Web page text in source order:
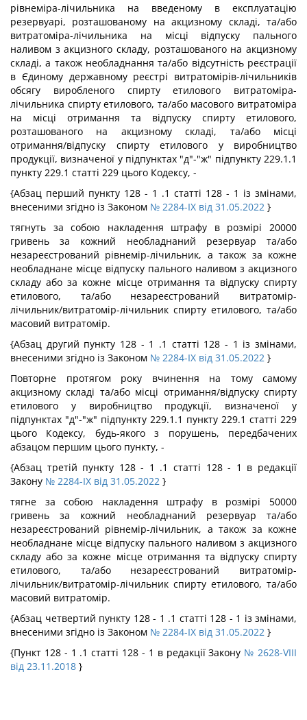
рівнеміра-лічильника на введеному в експлуатацію
резервуарі, розташованому на акцизному складі, та/або
витратоміра-лічильника на місці відпуску пального
наливом з акцизного складу, розташованого на акцизному
складі, а також необладнання та/або відсутність реєстрації
в Єдиному державному реєстрі витратомірів-лічильників
обсягу виробленого спирту етилового витратоміра-
лічильника спирту етилового, та/або масового витратоміра
на місці отримання та відпуску спирту етилового,
розташованого на акцизному складі, та/або місці
отримання/відпуску спирту етилового у виробництво
продукції, визначеної у підпунктах "д"-"ж" підпункту 229.1.1
пункту 229.1 статті 229 цього Кодексу, -
{Абзац перший пункту 128 - 1 .1 статті 128 - 1 із змінами,
внесеними згідно із Законом № 2284-IX від 31.05.2022 }
тягнуть за собою накладення штрафу в розмірі 20000
гривень за кожний необладнаний резервуар та/або
незареєстрований рівнемір-лічильник, а також за кожне
необладнане місце відпуску пального наливом з акцизного
складу або за кожне місце отримання та відпуску спирту
етилового, та/або незареєстрований витратомір-
лічильник/витратомір-лічильник спирту етилового, та/або
масовий витратомір.
{Абзац другий пункту 128 - 1 .1 статті 128 - 1 із змінами,
внесеними згідно із Законом № 2284-IX від 31.05.2022 }
Повторне протягом року вчинення на тому самому
акцизному складі та/або місці отримання/відпуску спирту
етилового у виробництво продукції, визначеної у
підпунктах "д"-"ж" підпункту 229.1.1 пункту 229.1 статті 229
цього Кодексу, будь-якого з порушень, передбачених
абзацом першим цього пункту, -
{Абзац третій пункту 128 - 1 .1 статті 128 - 1 в редакції
Закону № 2284-IX від 31.05.2022 }
тягне за собою накладення штрафу в розмірі 50000
гривень за кожний необладнаний резервуар та/або
незареєстрований рівнемір-лічильник, а також за кожне
необладнане місце відпуску пального наливом з акцизного
складу або за кожне місце отримання та відпуску спирту
етилового, та/або незареєстрований витратомір-
лічильник/витратомір-лічильник спирту етилового, та/або
масовий витратомір.
{Абзац четвертий пункту 128 - 1 .1 статті 128 - 1 із змінами,
внесеними згідно із Законом № 2284-IX від 31.05.2022 }
{Пункт 128 - 1 .1 статті 128 - 1 в редакції Закону № 2628-VIII
від 23.11.2018 }